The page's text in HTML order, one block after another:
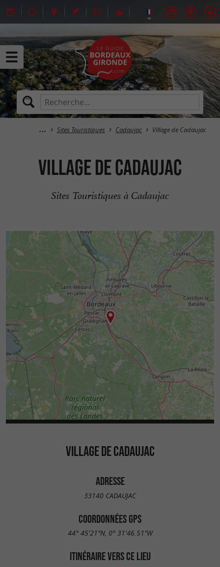
Sites Touristiques Cadaujac Village de Cadaujac
Village de Cadaujac
Sites Touristiques à Cadaujac
VILLAGE DE CADAUJAC
ADRESSE
33140 CADAUJAC
COORDONNÉES GPS
44° 45'21"N, 0° 31'46.51"W
ITINÉRAIRE VERS CE LIEU